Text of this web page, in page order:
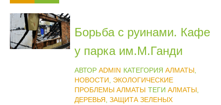
Борьба с руинами. Кафе
у парка им.М.Ганди
АВТОР ADMIN КАТЕГОРИЯ АЛМАТЫ,
НОВОСТИ
ЭКОЛОГИЧЕСКИЕ
ПРОБЛЕМЫ АЛМАТЫ ТЕГИ АЛМАТЫ,
ДЕРЕВЬЯ ЗАЩИТА ЗЕЛЕНЫХ